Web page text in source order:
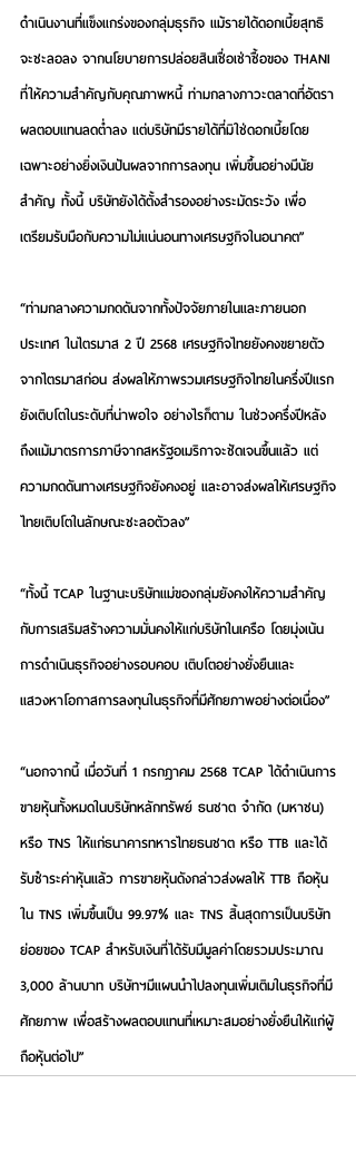
ดำเนินงานที่แข็งแกร่งของกลุ่มธุรกิจ แม้รายได้ดอกเบี้ยสุทธิ
จะชะลอลง จากนโยบายการปล่อยสินเชื่อเช่าซื้อของ THANI
ที่ให้ความสำคัญกับคุณภาพหนี้ ท่ามกลางภาวะตลาดที่อัตรา
ผลตอบแทนลดต่ำลง แต่บริษัทมีรายได้ที่มิใช่ดอกเบี้ยโดย
เฉพาะอย่างยิ่งเงินปันผลจากการลงทุน เพิ่มขึ้นอย่างมีนัย
สำคัญ ทั้งนี้ บริษัทยังได้ตั้งสำรองอย่างระมัดระวัง เพื่อ
เตรียมรับมือกับความไม่แน่นอนทางเศรษฐกิจในอนาคต”
“ท่ามกลางความกดดันจากทั้งปัจจัยภายในและภายนอก
ประเทศ ในไตรมาส 2 ปี 2568 เศรษฐกิจไทยยังคงขยายตัว
จากไตรมาสก่อน ส่งผลให้ภาพรวมเศรษฐกิจไทยในครึ่งปีแรก
ยังเติบโตในระดับที่น่าพอใจ อย่างไรก็ตาม ในช่วงครึ่งปีหลัง
ถึงแม้มาตรการภาษีจากสหรัฐอเมริกาจะชัดเจนขึ้นแล้ว แต่
ความกดดันทางเศรษฐกิจยังคงอยู่ และอาจส่งผลให้เศรษฐกิจ
ไทยเติบโตในลักษณะชะลอตัวลง”
“ทั้งนี้ TCAP ในฐานะบริษัทแม่ของกลุ่มยังคงให้ความสำคัญ
กับการเสริมสร้างความมั่นคงให้แก่บริษัทในเครือ โดยมุ่งเน้น
การดำเนินธุรกิจอย่างรอบคอบ เติบโตอย่างยั่งยืนและ
แสวงหาโอกาสการลงทุนในธุรกิจที่มีศักยภาพอย่างต่อเนื่อง”
“นอกจากนี้ เมื่อวันที่ 1 กรกฎาคม 2568 TCAP ได้ดำเนินการ
ขายหุ้นทั้งหมดในบริษัทหลักทรัพย์ ธนชาต จำกัด (มหาชน)
หรือ TNS ให้แก่ธนาคารทหารไทยธนชาต หรือ TTB และได้
รับชำระค่าหุ้นแล้ว การขายหุ้นดังกล่าวส่งผลให้ TTB ถือหุ้น
ใน TNS เพิ่มขึ้นเป็น 99.97% และ TNS สิ้นสุดการเป็นบริษัท
ย่อยของ TCAP สำหรับเงินที่ได้รับมีมูลค่าโดยรวมประมาณ
3,000 ล้านบาท บริษัทฯมีแผนนำไปลงทุนเพิ่มเติมในธุรกิจที่มี
ศักยภาพ เพื่อสร้างผลตอบแทนที่เหมาะสมอย่างยั่งยืนให้แก่ผู้
ถือหุ้นต่อไป”